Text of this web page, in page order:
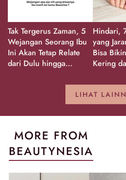
Tak Tergerus Zaman, 5
Wejangan Seorang Ibu
Ini Akan Tetap Relate
dari Dulu hingga
Hindari,
yang
Bisa
Kering
LIHAT
MORE FROM
BEAUTYNESIA